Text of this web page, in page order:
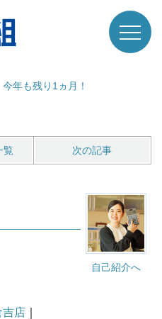
今年も残り1ヵ月！
覧 次の記事
自己紹介へ
吉店